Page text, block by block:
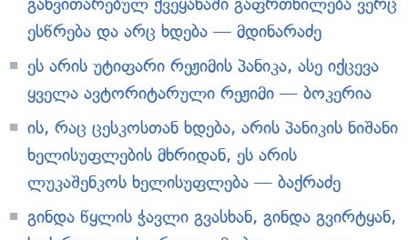
ესწრება და არც ხდება — მდინარაძე
ეს არის უტიფარი რეჟიმის პანიკა, ასე იქცევა
ყველა ავტორიტარული რეჟიმი — ბოკერია
ის, რაც ცესკოსთან ხდება, არის პანიკის ნიშანი
ხელისუფლების მხრიდან, ეს არის
ლუკაშენკოს ხელისუფლება — ბაქრაძე
გინდა წყლის ჭავლი გვასხან, გინდა გვირტყან,